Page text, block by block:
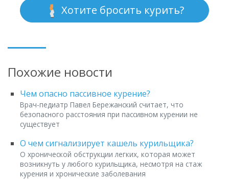
Хотите бросить курить?
Похожие новости
Чем опасно пассивное курение?
Врач-педиатр Павел Бережанский считает, что
безопасного расстояния при пассивном курении не
существует
О чем сигнализирует кашель курильщика?
О хронической обструкции легких, которая может
возникнуть у любого курильщика, несмотря на стаж
курения и хронические заболевания